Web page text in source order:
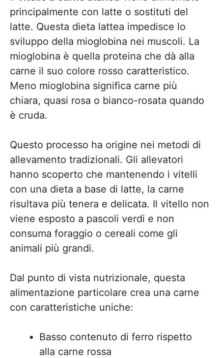
principalmente con latte o sostituti del
latte. Questa dieta lattea impedisce lo
sviluppo della mioglobina nei muscoli. La
mioglobina è quella proteina che dà alla
carne il suo colore rosso caratteristico.
Meno mioglobina significa carne più
chiara, quasi rosa o bianco-rosata quando
è cruda.
Questo processo ha origine nei metodi di
allevamento tradizionali. Gli allevatori
hanno scoperto che mantenendo i vitelli
con una dieta a base di latte, la carne
risultava più tenera e delicata. Il vitello non
viene esposto a pascoli verdi e non
consuma foraggio o cereali come gli
animali più grandi.
Dal punto di vista nutrizionale, questa
alimentazione particolare crea una carne
con caratteristiche uniche:
Basso contenuto di ferro rispetto
alla carne rossa